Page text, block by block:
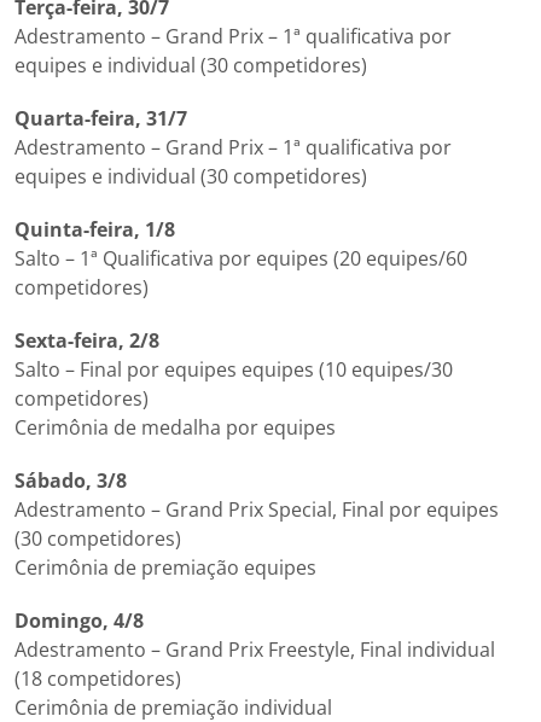
Terça-feira, 30/7
Adestramento – Grand Prix – 1ª qualificativa por
equipes e individual (30 competidores)
Quarta-feira, 31/7
Adestramento – Grand Prix – 1ª qualificativa por
equipes e individual (30 competidores)
Quinta-feira, 1/8
Salto – 1ª Qualificativa por equipes (20 equipes/60
competidores)
Sexta-feira, 2/8
Salto – Final por equipes equipes (10 equipes/30
competidores)
Cerimônia de medalha por equipes
Sábado, 3/8
Adestramento – Grand Prix Special, Final por equipes
(30 competidores)
Cerimônia de premiação equipes
Domingo, 4/8
Adestramento – Grand Prix Freestyle, Final individual
(18 competidores)
Cerimônia de premiação individual